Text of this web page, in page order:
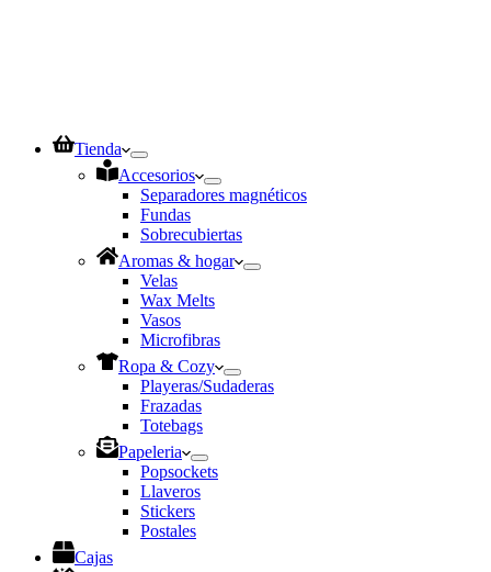
Tienda
Accesorios
Separadores magnéticos
Fundas
Sobrecubiertas
Aromas & hogar
Velas
Wax Melts
Vasos
Microfibras
Ropa & Cozy
Playeras/Sudaderas
Frazadas
Totebags
Papeleria
Popsockets
Llaveros
Stickers
Postales
Cajas